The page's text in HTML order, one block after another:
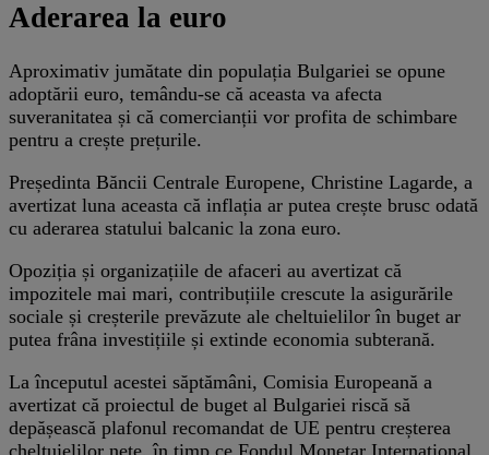
Aderarea la euro
Aproximativ jumătate din populația Bulgariei se opune
adoptării euro, temându-se că aceasta va afecta
suveranitatea și că comercianții vor profita de schimbare
pentru a crește prețurile.
Președinta Băncii Centrale Europene, Christine Lagarde, a
avertizat luna aceasta că inflația ar putea crește brusc odată
cu aderarea statului balcanic la zona euro.
Opoziția și organizațiile de afaceri au avertizat că
impozitele mai mari, contribuțiile crescute la asigurările
sociale și creșterile prevăzute ale cheltuielilor în buget ar
putea frâna investițiile și extinde economia subterană.
La începutul acestei săptămâni, Comisia Europeană a
avertizat că proiectul de buget al Bulgariei riscă să
depășească plafonul recomandat de UE pentru creșterea
cheltuielilor nete, în timp ce Fondul Monetar Internațional